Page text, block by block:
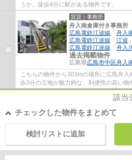
うか。徒歩4分に駅がある物件です。
賃貸｜事務所
舟入南倉庫付き事務所
広島電鉄江波線 「 舟入
広島電鉄江波線 「 江波
広島電鉄江波線 「 舟入
過去掲載物件
広島県広島市中区舟入
こちらの物件から303mの場所に広島舟
歩3分の立地が魅力的な、利便性の高い物
該当
チェックした物件をまとめて
検討リストに追加